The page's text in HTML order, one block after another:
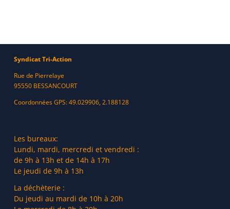
Syndicat Tri-Action
Rue de Pierrelaye
95550 BESSANCOURT
Coordonnées GPS: 49.029906, 2.188128
Les bureaux:
Lundi, mardi, mercredi et vendredi :
de 9h à 13h et de 14h à 17h
Le jeudi de 9h à 13h
La déchèterie :
Du jeudi au mardi de 10h à 20h